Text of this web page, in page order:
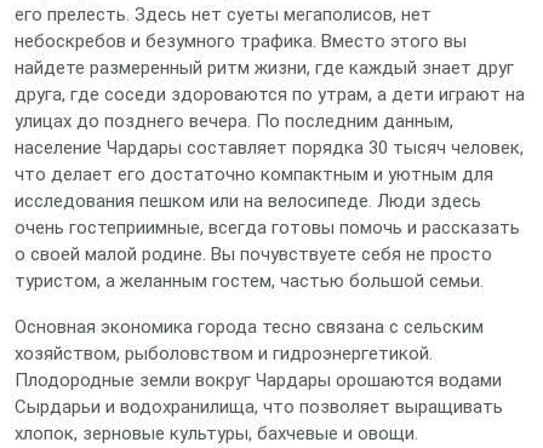
его прелесть. Здесь нет суеты мегаполисов, нет
небоскребов и безумного трафика. Вместо этого вы
найдете размеренный ритм жизни, где каждый знает друг
друга, где соседи здороваются по утрам, а дети играют на
улицах до позднего вечера. По последним данным,
население Чардары составляет порядка 30 тысяч человек,
что делает его достаточно компактным и уютным для
исследования пешком или на велосипеде. Люди здесь
очень гостеприимные, всегда готовы помочь и рассказать
о своей малой родине. Вы почувствуете себя не просто
туристом, а желанным гостем, частью большой семьи.
Основная экономика города тесно связана с сельским
хозяйством, рыболовством и гидроэнергетикой.
Плодородные земли вокруг Чардары орошаются водами
Сырдарьи и водохранилища, что позволяет выращивать
хлопок, зерновые культуры, бахчевые и овощи.